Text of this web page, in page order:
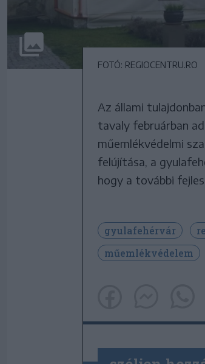
FOTÓ: REGIOCENTRU.RO
Az állami
tavaly februárban
műemlékvédelmi
felújítása, a
hogy a további
gyulafehérvár
műemlékvédelem